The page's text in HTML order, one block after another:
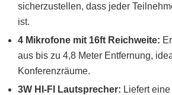
sicherzustellen, dass jeder
ist.
4 Mikrofone mit 16ft Reichweite:
aus bis zu 4,8 Meter Entfernung,
Konferenzräume.
3W HI-FI Lautsprecher: Liefert